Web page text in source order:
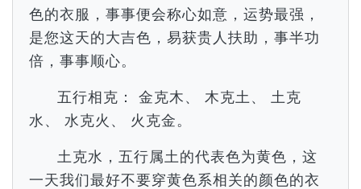
色的衣服，事事便会称心如意，运势最强，
是您这天的大吉色，易获贵人扶助，事半功
倍，事事顺心。
五行相克： 金克木、 木克土、 土克
水、 水克火、 火克金。
土克水，五行属土的代表色为黄色，这
一天我们最好不要穿黄色系相关的颜色的衣